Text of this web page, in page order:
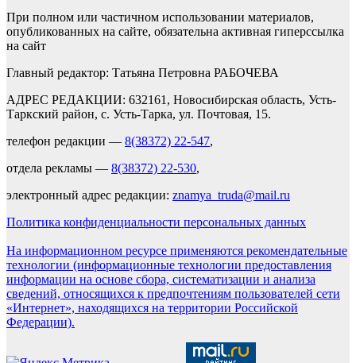
При полном или частичном использовании материалов,
опубликованных на сайте, обязательна активная гиперссылка
на сайт
Главный редактор: Татьяна Петровна РАБОЧЕВА
АДРЕС РЕДАКЦИИ: 632161, Новосибирская область, Усть-
Таркский район, с. Усть-Тарка, ул. Почтовая, 15.
телефон редакции — 8(38372) 22-547,
отдела рекламы — 8(38372) 22-530,
электронный адрес редакции: znamya_truda@mail.ru
Политика конфиденциальности персональных данных
На информационном ресурсе применяются рекомендательные
технологии (информационные технологии предоставления
информации на основе сбора, систематизации и анализа
сведений, относящихся к предпочтениям пользователей сети
«Интернет», находящихся на территории Российской
Федерации).